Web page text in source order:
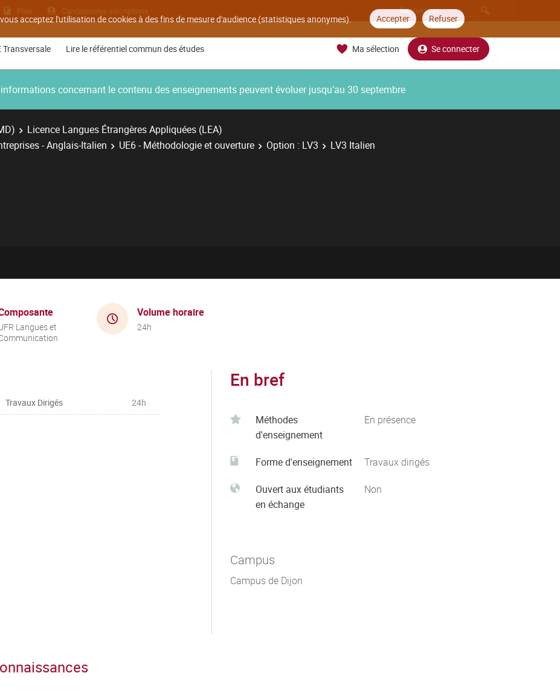
acceptez l'utilisation de cookies à des fins de mesure d'audience (statistiques anonymes). Accepter Refuser
Plan Candidatures inscriptions
Transversale Lire le référentiel commun des études Ma sélection Se connecter
concernant le contenu des enseignements peuvent évoluer jusqu’au 30 septembre
Licence Langues Étrangères Appliquées (LEA)
- Anglais-Italien
UE6 - Méthodologie et ouverture Option : LV3 LV3 Italien
Langues et
Volume horaire
24h
Travaux Dirigés 24h
En bref
Méthodes
d'enseignement
En présence
Forme d'enseignement Travaux dirigés
Ouvert aux étudiants
en échange
Non
Campus
Campus de Dijon